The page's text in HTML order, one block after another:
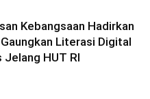
Kebangsaan Hadirkan
Literasi Digital
Jelang HUT RI